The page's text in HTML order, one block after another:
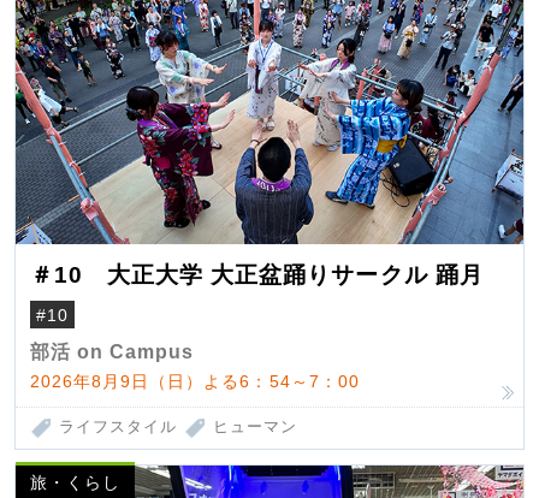
＃10 大正大学 大正盆踊りサークル 踊月
#10
部活 on Campus
2026年8月9日（日）よる6：54～7：00
ライフスタイル ヒューマン
旅・くらし